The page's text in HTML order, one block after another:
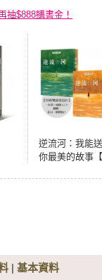
抽$888購書金！
逆流河：我能
你最美的故事
| 基本資料